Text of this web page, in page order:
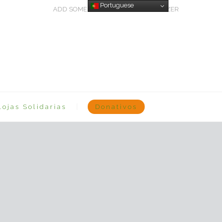
ADD SOME TEXT THROUGH CUSTOMIZER
Solidarias Donativos
Portuguese